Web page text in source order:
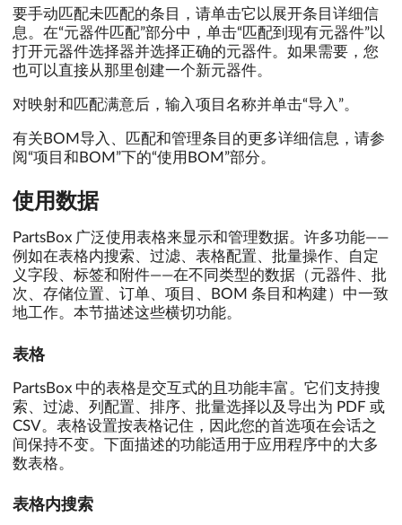
要手动匹配未匹配的条目，请单击它以展开条目详细信
息。在“元器件匹配”部分中，单击“匹配到现有元器件”以
打开元器件选择器并选择正确的元器件。如果需要，您
也可以直接从那里创建一个新元器件。
对映射和匹配满意后，输入项目名称并单击“导入”。
有关BOM导入、匹配和管理条目的更多详细信息，请参
阅“项目和BOM”下的“使用BOM”部分。
使用数据
PartsBox 广泛使用表格来显示和管理数据。许多功能——
例如在表格内搜索、过滤、表格配置、批量操作、自定
义字段、标签和附件——在不同类型的数据（元器件、批
次、存储位置、订单、项目、BOM 条目和构建）中一致
地工作。本节描述这些横切功能。
表格
PartsBox 中的表格是交互式的且功能丰富。它们支持搜
索、过滤、列配置、排序、批量选择以及导出为 PDF 或
CSV。表格设置按表格记住，因此您的首选项在会话之
间保持不变。下面描述的功能适用于应用程序中的大多
数表格。
表格内搜索